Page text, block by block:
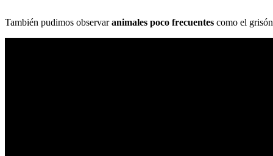
También pudimos observaranimales poco frecuentes como el